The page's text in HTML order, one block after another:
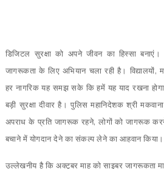
डिजिटल सुरक्षा को अपने जीवन का हिस्सा
जागरूकता के लिए अभियान चला रही है। विद्यालयों,
हर नागरिक यह समझ सके कि हमें यह याद रखना
बड़ी सुरक्षा दीवार है। पुलिस महानिदेशक श्री
अपराध के प्रति जागरूक रहने, लोगों को जागरूक
बचाने में योगदान देने का संकल्प लेने का आहवान किया।
उल्लेखनीय है कि अक्टूबर माह को साइबर जागरूकता